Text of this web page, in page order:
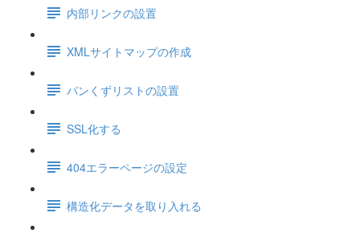
内部リンクの設置
XMLサイトマップの作成
パンくずリストの設置
SSL化する
404エラーページの設定
構造化データを取り入れる